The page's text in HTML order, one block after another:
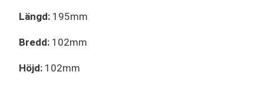
Längd: 195mm
Bredd: 102mm
Höjd: 102mm